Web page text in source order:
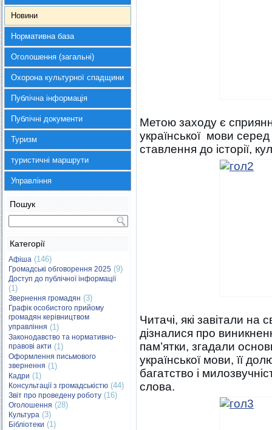
Новини
Нормативна база
Оголошення (загальні)
Охорона культурної спадщини
Публічна інформація
Публічні документи
Туризм
туристичні маршрути
Управління
Пошук
Категорії
Афіша (146)
Громадські обговорення 2025 (9)
Доступ до публічної інформації
(1)
Звернення громадян (3)
Графік особистого прийому
громадян керівництвом
управління (1)
Законодавство та нормативно-
правові акти (1)
Оформлення письмового
звернення (1)
Кадри (1)
Консультації з громадськістю (44)
Звіт про проведену роботу (16)
Оголошення (28)
Культура (3)
Бібліотеки (1)
Метою заходу є
української мови
ставлення до історії,
Читачі, які завітали на
дізналися про
пам’ятки, згадали
української мови, її
багатство і
слова.